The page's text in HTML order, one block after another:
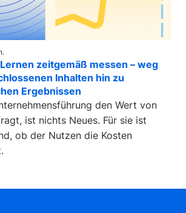
zeitgemäß messen – weg
Inhalten hin zu
Ergebnissen
den Wert von
ist nichts Neues. Für sie ist
ob der Nutzen die Kosten